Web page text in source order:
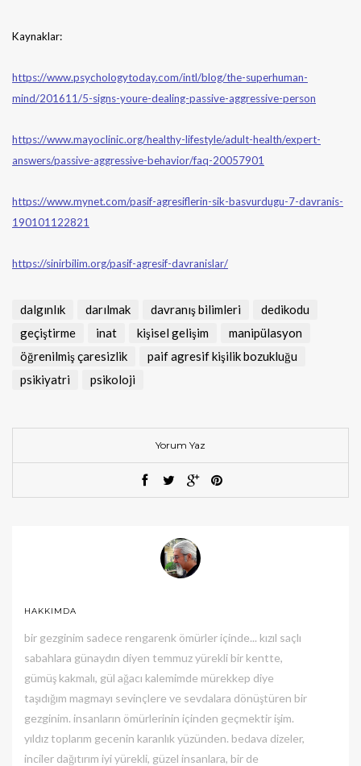
Kaynaklar:
https://www.psychologytoday.com/intl/blog/the-superhuman-
mind/201611/5-signs-youre-dealing-passive-aggressive-person
https://www.mayoclinic.org/healthy-lifestyle/adult-health/expert-
answers/passive-aggressive-behavior/faq-20057901
https://www.mynet.com/pasif-agresiflerin-sik-basvurdugu-7-davranis-
190101122821
https://sinirbilim.org/pasif-agresif-davranislar/
dalgınlık darılmak davranış bilimleri
dedikodu
geçiştirme
inat kişisel gelişim
manipülasyon
öğrenilmiş çaresizlik
paif agresif kişilik bozukluğu
psikiyatri
psikoloji
Yorum Yaz
HAKKIMDA
bir gezginim sadece rengarenk ömürler içinde... kızıl saçlı
sabahlara günaydın diyen temmuz yürekli bir kentte,
gümüş kakmalı, gül ağacı kalemimde mürekkep diye
taşıdığım magmayı sevinçlere ve sevdalara dönüştüren bir
gezginim. insanların ömürlerinin içinden geçmektir işim.
yıldız toplarım gecenin karanlık yüzünden. bedava dizeler,
inciler dağıtırım iyi yürekli, güzel insanlara, bir de